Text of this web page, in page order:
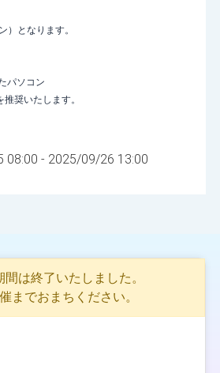
）となります。
パソコン
奨いたします。
08:00 - 2025/09/26 13:00
間は終了いたしました。
までおまちください。